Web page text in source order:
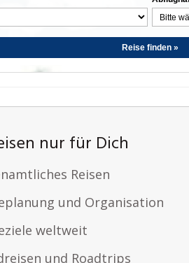
Reise finden »
nur für Dich
Reisen
und Organisation
weltweit
und Roadtrips